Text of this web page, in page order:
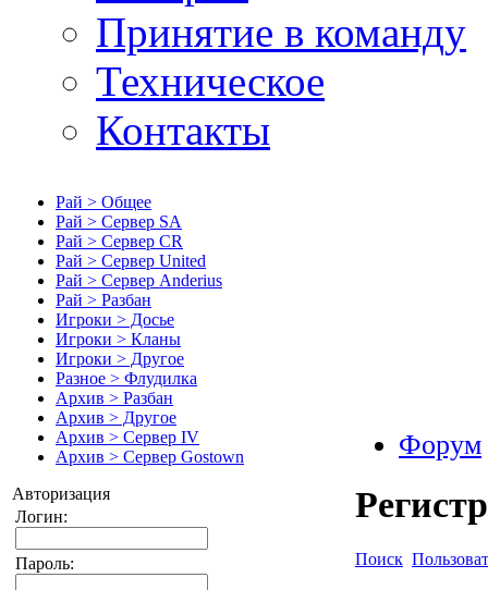
Принятие в команду
Техническое
Контакты
Рай > Общее
Рай > Сервер SA
Рай > Сервер CR
Рай > Сервер United
Рай > Сервер Anderius
Рай > Разбан
Игроки > Досье
Игроки > Кланы
Игроки > Другое
Разное > Флудилка
Архив > Разбан
Архив > Другое
Архив > Сервер IV
Архив > Сервер Gostown
Авторизация
Логин:
Пароль:
Форум
Поиск